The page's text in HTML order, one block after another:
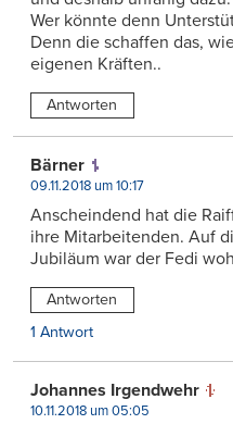
Wer könnte denn
Denn die schaffen das,
eigenen Kräften..
Antworten
Bärner
09.11.2018 um 10:17
Anscheindend hat die
ihre Mitarbeitenden. Auf
Jubiläum war der Fedi
Antworten
1 Antwort
Johannes Irgendwehr
10.11.2018 um 05:05